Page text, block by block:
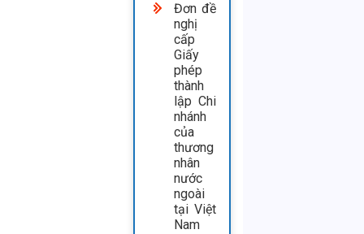
Đơn đề
nghị
cấp
Giấy
phép
thành
lập Chi
nhánh
của
thương
nhân
nước
ngoài
tại Việt
Nam